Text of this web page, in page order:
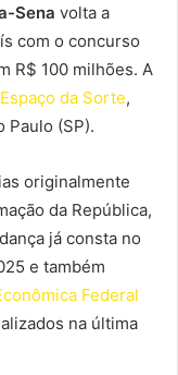
Sena volta a
com o concurso
R$ 100 milhões. A
Espaço da Sorte,
Paulo (SP).
originalmente
da República,
já consta no
e também
Federal
na última